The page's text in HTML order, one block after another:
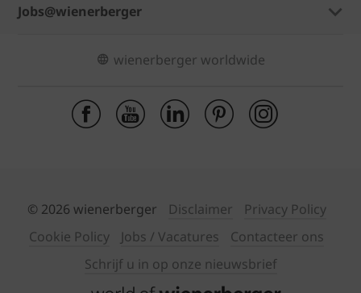
Jobs@wienerberger
wienerberger worldwide
© 2026 wienerberger Disclaimer
Privacy Policy
Cookie Policy
Jobs / Vacatures
Contacteer ons
Schrijf u in op onze nieuwsbrief